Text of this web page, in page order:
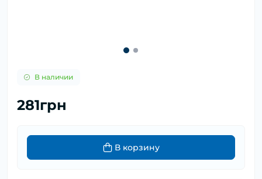
В наличии
281грн
В корзину